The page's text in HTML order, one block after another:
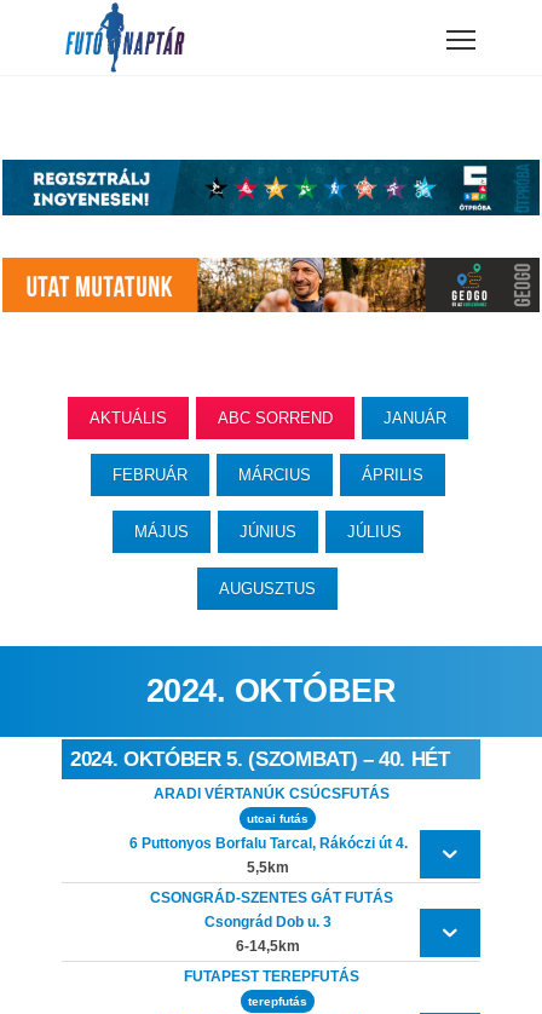
AKTUÁLIS ABC SORREND JANUÁR
FEBRUÁR MÁRCIUS ÁPRILIS
MÁJUS JÚNIUS JÚLIUS
AUGUSZTUS
2024. OKTÓBER
2024. OKTÓBER 5. (SZOMBAT) – 40. HÉT
ARADI VÉRTANÚK CSÚCSFUTÁS
utcai futás
6 Puttonyos Borfalu Tarcal, Rákóczi út 4.
5,5km
CSONGRÁD-SZENTES GÁT FUTÁS
Csongrád Dob u. 3
6-14,5km
FUTAPEST TEREPFUTÁS
terepfutás